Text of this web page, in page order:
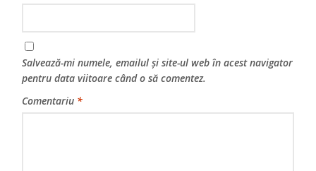
Salvează-mi numele, emailul și site-ul web în acest navigator
pentru data viitoare când o să comentez.
Comentariu *